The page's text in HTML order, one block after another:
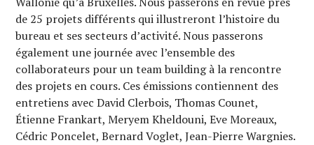
de 25 projets différents qui illustreront l’histoire du
bureau et ses secteurs d’activité. Nous passerons
également une journée avec l’ensemble des
collaborateurs pour un team building à la rencontre
des projets en cours. Ces émissions contiennent des
entretiens avec David Clerbois, Thomas Counet,
Étienne Frankart, Meryem Kheldouni, Eve Moreaux,
Cédric Poncelet, Bernard Voglet, Jean-Pierre Wargnies.